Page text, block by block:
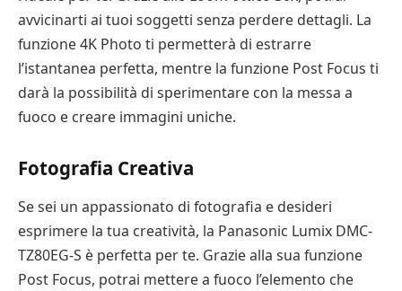
avvicinarti ai tuoi soggetti senza perdere dettagli. La
funzione 4K Photo ti permetterà di estrarre
l’istantanea perfetta, mentre la funzione Post Focus ti
darà la possibilità di sperimentare con la messa a
fuoco e creare immagini uniche.
Fotografia Creativa
Se sei un appassionato di fotografia e desideri
esprimere la tua creatività, la Panasonic Lumix DMC-
TZ80EG-S è perfetta per te. Grazie alla sua funzione
Post Focus, potrai mettere a fuoco l’elemento che